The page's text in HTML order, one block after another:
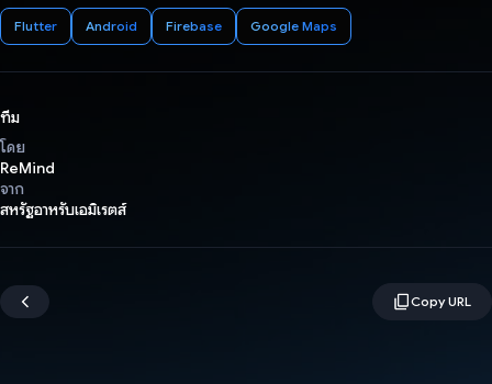
Flutter Android Firebase Google Maps
ทีม
โดย
ReMind
จาก
สหรัฐอาหรับเอมิเรตส์